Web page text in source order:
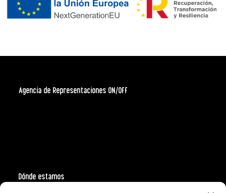
Agencia de Representaciones ON/OFF
Dónde estamos